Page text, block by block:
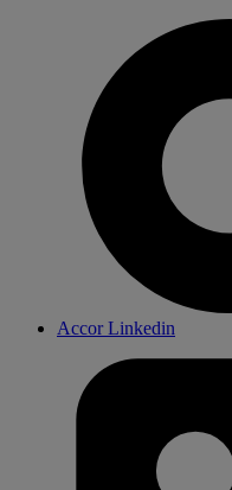
Accor Linkedin